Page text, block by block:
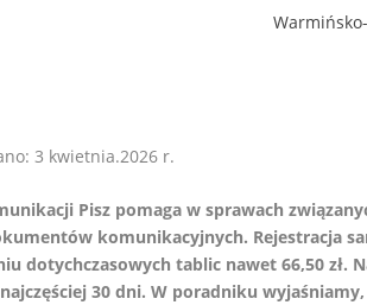
3 kwietnia.2026 r.
Pisz pomaga w sprawach
komunikacyjnych. Rejestracja
dotychczasowych tablic nawet 66,50 zł.
30 dni. W poradniku